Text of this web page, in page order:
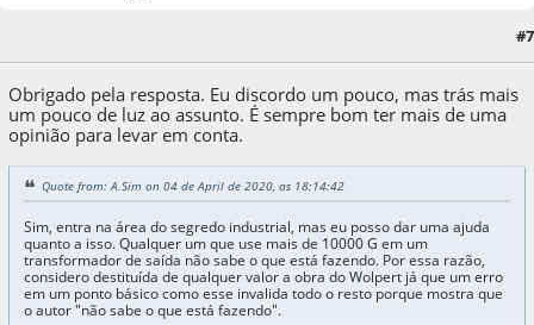
#7
Obrigado pela resposta. Eu discordo um pouco, mas trás mais
um pouco de luz ao assunto. É sempre bom ter mais de uma
opinião para levar em conta.
Quote from: A.Sim on 04 de April de 2020, as 18:14:42
Sim, entra na área do segredo industrial, mas eu posso dar uma ajuda
quanto a isso. Qualquer um que use mais de 10000 G em um
transformador de saída não sabe o que está fazendo. Por essa razão,
considero destituída de qualquer valor a obra do Wolpert já que um erro
em um ponto básico como esse invalida todo o resto porque mostra que
o autor "não sabe o que está fazendo".